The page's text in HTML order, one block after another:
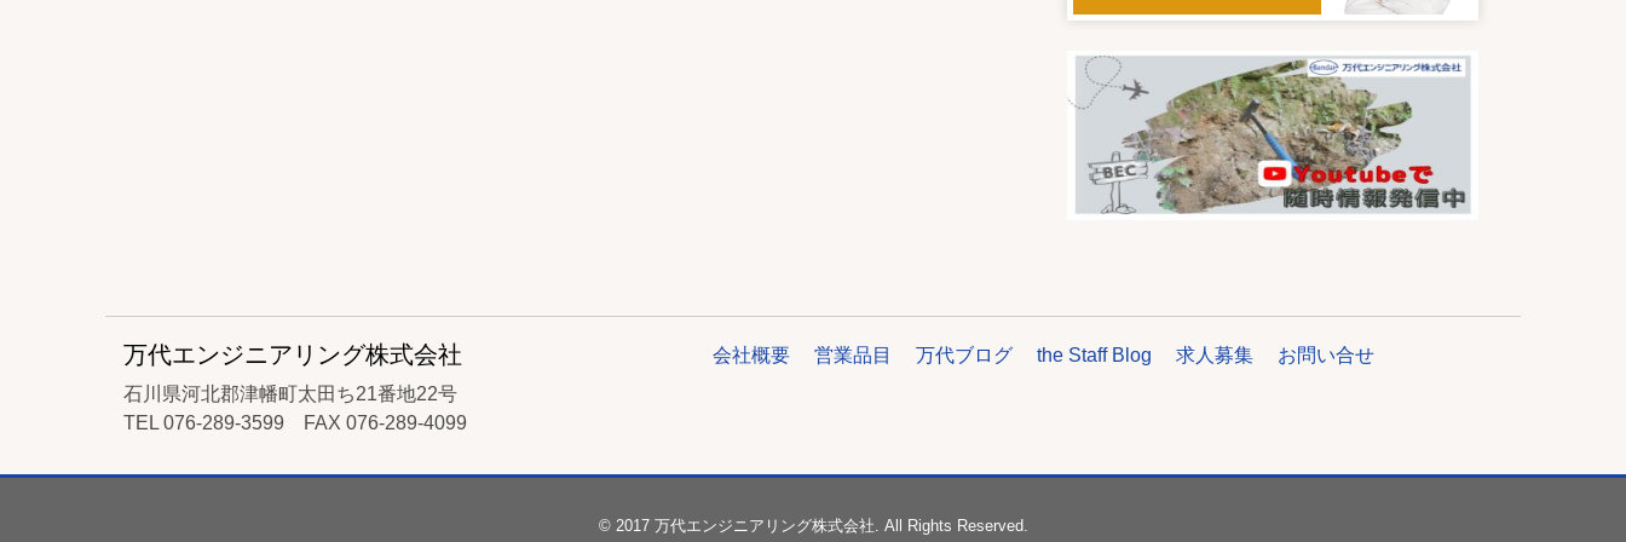
万代エンジニアリング株式会社
石川県河北郡津幡町太田ち21番地22号
TEL 076-289-3599 FAX 076-289-4099
会社概要 営業品目 万代ブログ the Staff Blog 求人募集 お問い合せ
© 2017 万代エンジニアリング株式会社. All Rights Reserved.